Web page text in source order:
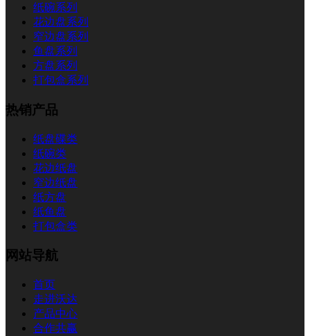
纸碗系列
花边盘系列
窄边盘系列
鱼盘系列
方盘系列
打包盒系列
热销产品
纸盘碟类
纸碗类
花边纸盘
窄边纸盘
纸方盘
纸鱼盘
打包盒类
网站导航
首页
走进沃达
产品中心
合作共赢